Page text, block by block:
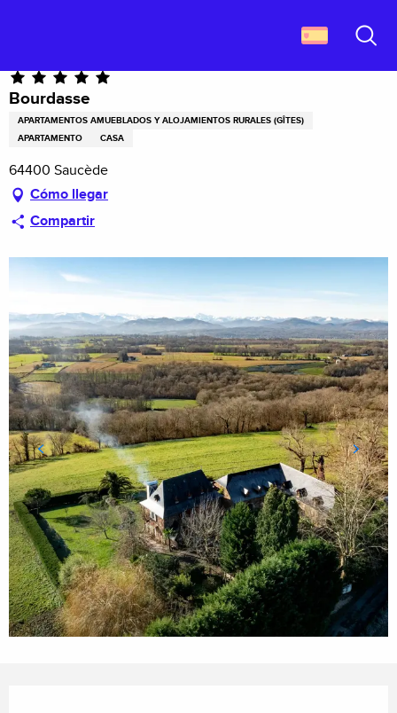
principal
Bourdasse
APARTAMENTOS AMUEBLADOS Y ALOJAMIENTOS RURALES (GÎTES)
APARTAMENTO
CASA
64400 Saucède
Cómo llegar
Compartir